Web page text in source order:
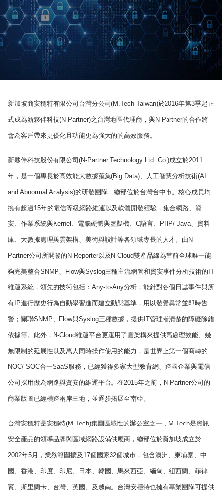
新加坡商安穩特有限公司台灣分公司(M.Tech Taiwan)於2016年第3季起正
式成為新夥伴科技(N-Partner)之台灣地區代理商，與N-Partner的合作將
會為客戶帶來更優化且功能更為強大的的高效服務。
新夥伴科技股份有限公司(N-Partner Technology Ltd. Co.)成立於2011
年，是一個專長於高效能大數據蒐集(Big Data)、人工智慧分析技術(AI
and Abnormal Analysis)的研發團隊，總部位於台灣台中市。核心成員均
擁有超過15年的電信等級網路維運以及軟體開發經驗，集合網路、資
安、作業系統與Kernel、電腦硬體與虛擬機、C語言、PHP/ Java、資料
庫、大數據處理與雲架構、美術與設計等各領域專長的人才。由N-
Partner公司所開發的N-Reporter以及N-Cloud雙產品線為當前全球唯一能
夠完美整合SNMP、Flow與Syslog三種主流網管和資安事件分析技術的IT
維運系統，領先的技術包括：Any-to-Any分析，能針對各個日誌事件與所
有IP進行歷史行為自動學習進而建立動態基準，用以發覺異常並即時告
警；關聯SNMP、Flow與Syslog三種數據，提供IT管理者清楚的障礙除錯
依據等。此外，N-Cloud維運平台更運用了雲架構來提供高處理效能、幾
無限制的延展性以及萬人同時操作使用的能力，是世界上第一個商轉的
NOC/ SOC合一SaaS服務，已經獲得多家大型教育網、跨國企業與電信
公司採用做為網路與資安的維運平台。在2015年之前，N-Partner公司的
商業版圖已經橫跨兩岸三地，並逐步拓展至南亞。
台灣安穩特是安穩特(M.Tech)集團區域性的辦公室之一，M.Tech是資訊
安全產品的領導品牌與區域網路設備供應商，總部位於新加坡成立於
2002年5月，業務範圍擴及17個國家32個城市，包含澳洲、柬埔寨、中
國、香港、印度、印尼、日本、韓國、馬來西亞、緬甸、紐西蘭、菲律
賓、斯里蘭卡、台灣、英國、及越南。台灣安穩特也擁有專業團隊可提供